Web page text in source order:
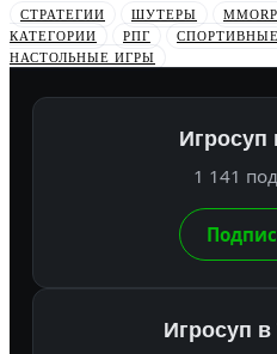
СТРАТЕГИИ ШУТЕРЫ
КАТЕГОРИИ
РПГ
НАСТОЛЬНЫЕ ИГРЫ
Игросуп
1 141
Игросуп в